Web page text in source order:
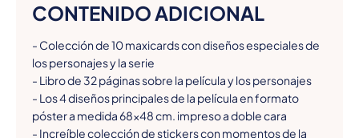
CONTENIDO ADICIONAL
- Colección de 10 maxicards con diseños especiales de
los personajes y la serie
- Libro de 32 páginas sobre la película y los personajes
- Los 4 diseños principales de la película en formato
póster a medida 68x48 cm. impreso a doble cara
- Increíble colección de stickers con momentos de la